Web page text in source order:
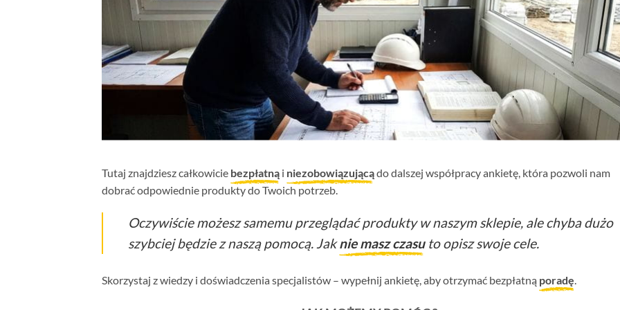
Tutaj znajdziesz całkowicie bezpłatną i niezobowiązującądo dalszej współpracy ankietę, która pozwoli nam
dobrać odpowiednie produkty do Twoich potrzeb.
Oczywiście możesz samemu przeglądać produkty w naszym sklepie, ale chyba dużo
szybciej będzie z naszą pomocą. Jaknie masz czasuto opisz swoje cele.
Skorzystaj z wiedzy i doświadczenia specjalistów – wypełnij ankietę, aby otrzymać bezpłatną poradę.